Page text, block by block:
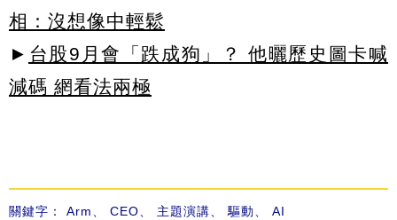
相：沒想像中輕鬆
► 台股9月會「跌成狗」？ 他曬歷史圖卡喊
減碼 網看法兩極
關鍵字： Arm、 CEO、 主題演講、驅動、 AI